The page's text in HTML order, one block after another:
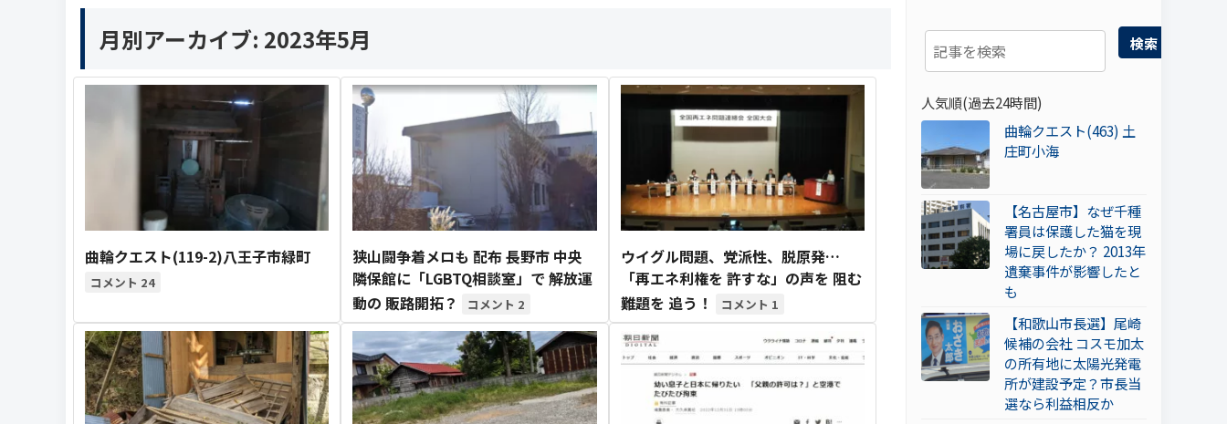
検索
人気順(過去24時間)
曲輪クエスト(463) 土
庄町小海
【名古屋市】なぜ千種
署員は保護した猫を現
場に戻したか？ 2013年
遺棄事件が影響したと
も
【和歌山市長選】尾崎
候補の会社 コスモ加太
の所有地に太陽光発電
所が建設予定？市長当
選なら利益相反か
月別アーカイブ: 2023年5月
曲輪クエスト(119-2)八王子市緑町
24
狭山闘争着メロも 配布 長野市 中央
隣保館に「LGBTQ相談室」で 解放運
動の 販路開拓？
2
ウイグル問題、党派性、脱原発…
「再エネ利権を 許すな」の声を 阻む
難題を 追う！
1